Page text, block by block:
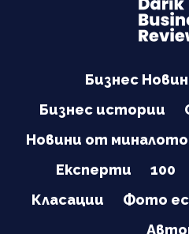
Бизнес
Бизнес истории
Новини от миналото
Експерти
100
Класации
Фото